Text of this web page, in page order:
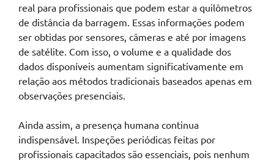
real para profissionais que podem estar a quilômetros
de distância da barragem. Essas informações podem
ser obtidas por sensores, câmeras e até por imagens
de satélite. Com isso, o volume e a qualidade dos
dados disponíveis aumentam significativamente em
relação aos métodos tradicionais baseados apenas em
observações presenciais.
Ainda assim, a presença humana continua
indispensável. Inspeções periódicas feitas por
profissionais capacitados são essenciais, pois nenhum